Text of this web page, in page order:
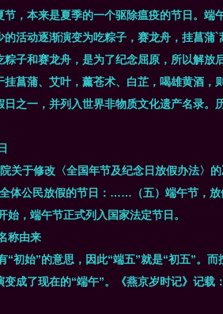
节，本来是夏季的一个驱除瘟疫的节日。端
的活动逐渐演变为吃粽子，赛龙舟，挂菖蒲`
粽子和赛龙舟，是为了纪念屈原，所以解放
挂菖蒲、艾叶，薰苍术、白芷，喝雄黄酒，
日之一，并列入世界非物质文化遗产名录。
关于修改〈全国年节及纪念日放假办法〉
体公民放假的节日：……（五）端午节，
始，端午节正式列入国家法定节日。
称由来
“初始”的意思，因此“端五”就是“初五”。
变成了现在的“端午”。《燕京岁时记》记载